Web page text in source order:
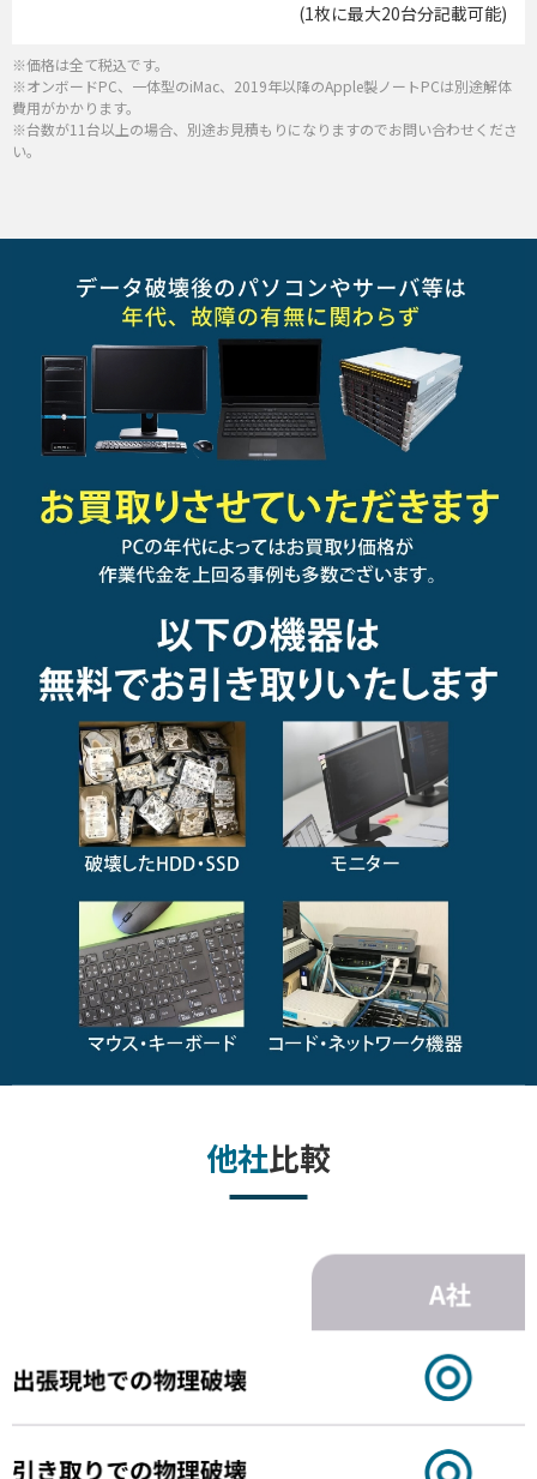
(1枚に最大20台分記載可能)
※価格は全て税込です。
※オンボードPC、一体型のiMac、2019年以降のApple製ノートPCは別途解体
費用がかかります。
※台数が11台以上の場合、別途お見積もりになりますのでお問い合わせくださ
い。
他社比較